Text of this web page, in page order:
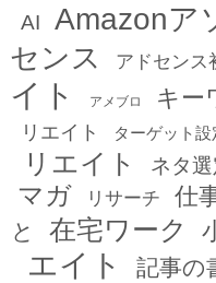
AI Amazonア
センス
アドセンス
イト
アメブロ キー
リエイト
ターゲット設
リエイト
ネタ選
マガ
リサーチ 仕
と
在宅ワーク
エイト
記事の